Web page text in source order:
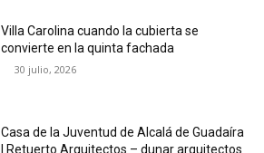
Villa Carolina cuando la cubierta se
convierte en la quinta fachada
30 julio, 2026
Casa de la Juventud de Alcalá de Guadaíra
| Retuerto Arquitectos – dunar arquitectos